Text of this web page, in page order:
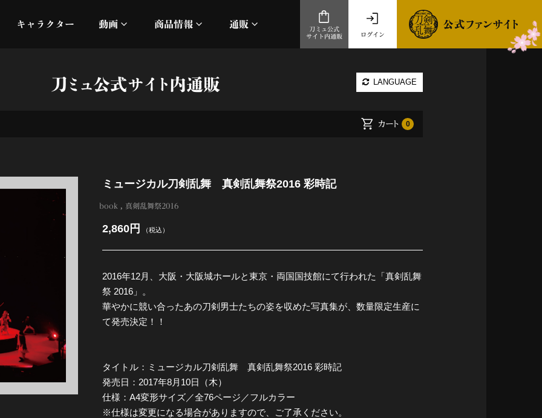
キャラクター 動画
オフィシャルムービー
商品情報
加州清光 単騎出陣 極
静かなる夜半の寝ざめ
通販
ログイン
刀ミュ公式
サイト内通販
刀ミュ公式サイト内通販 LANGUAGE
カート 0
ミュージカル刀剣乱舞 真剣乱舞祭2016 彩時記
book 真剣乱舞祭2016
2,860円 （税込）
2016年12月、大阪・大阪城ホールと東京・両国国技館にて行われた「真剣乱舞
祭 2016」。
華やかに競い合ったあの刀剣男士たちの姿を収めた写真集が、数量限定生産に
て発売決定！！
タイトル：ミュージカル刀剣乱舞 真剣乱舞祭2016 彩時記
発売日：2017年8月10日（木）
仕様：A4変形サイズ／全76ページ／フルカラー
※仕様は変更になる場合がありますので、ご了承ください。